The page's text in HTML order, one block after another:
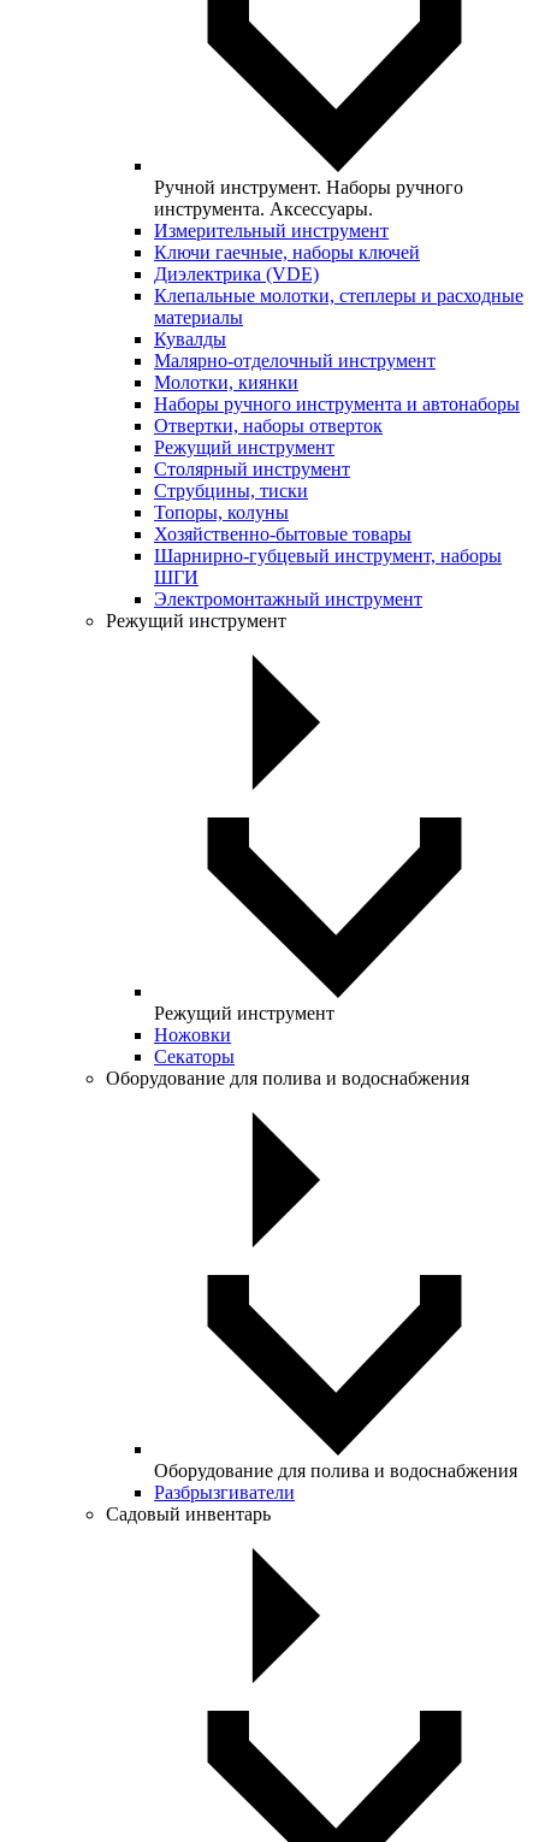
Ручной инструмент. Наборы ручного
инструмента. Аксессуары.
Измерительный инструмент
Ключи гаечные, наборы ключей
Диэлектрика (VDE)
Клепальные молотки, степлеры и расходные
материалы
Кувалды
Малярно-отделочный инструмент
Молотки, киянки
Наборы ручного инструмента и автонаборы
Отвертки, наборы отверток
Режущий инструмент
Столярный инструмент
Струбцины, тиски
Топоры, колуны
Хозяйственно-бытовые товары
Шарнирно-губцевый инструмент, наборы
ШГИ
Электромонтажный инструмент
Режущий инструмент
Режущий инструмент
Ножовки
Секаторы
Оборудование для полива и водоснабжения
Оборудование для полива и водоснабжения
Разбрызгиватели
Садовый инвентарь